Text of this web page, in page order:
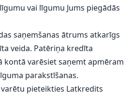
vai līgumu Jums piegādās
saņemšanas ātrums atkarīgs
veida. Patēriņa kredīta
kontā varēsiet saņemt apmēram
parakstīšanas.
pieteikties Latkredits